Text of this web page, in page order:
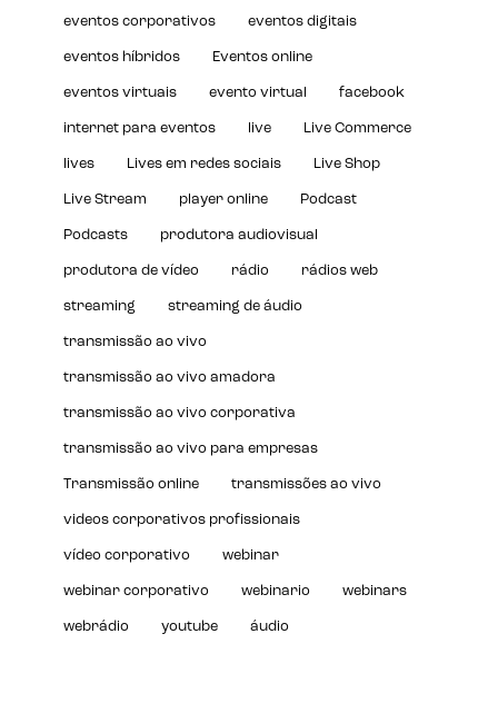
eventos corporativos eventos digitais
eventos híbridos Eventos online
eventos virtuais evento virtual facebook
internet para eventos live Live Commerce
lives Lives em redes sociais Live Shop
Live Stream player online Podcast
Podcasts produtora audiovisual
produtora de vídeo rádio rádios web
streaming streaming de áudio
transmissão ao vivo
transmissão ao vivo amadora
transmissão ao vivo corporativa
transmissão ao vivo para empresas
Transmissão online transmissões ao vivo
videos corporativos profissionais
vídeo corporativo webinar
webinar corporativo webinario webinars
webrádio youtube áudio